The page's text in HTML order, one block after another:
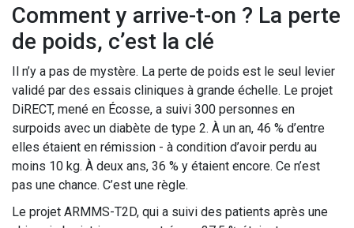
Comment y arrive-t-on ? La perte
de poids, c’est la clé
Il n’y a pas de mystère. La perte de poids est le seul levier
validé par des essais cliniques à grande échelle. Le projet
DiRECT, mené en Écosse, a suivi 300 personnes en
surpoids avec un diabète de type 2. À un an, 46 % d’entre
elles étaient en rémission - à condition d’avoir perdu au
moins 10 kg. À deux ans, 36 % y étaient encore. Ce n’est
pas une chance. C’est une règle.
Le projet ARMMS-T2D, qui a suivi des patients après une